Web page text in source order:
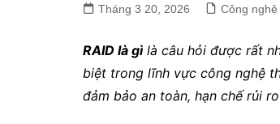
Tháng 3 20, 2026 Công nghệ
RAID là gì là câu hỏi được rất
biệt trong lĩnh vực công nghệ
đảm bảo an toàn, hạn chế rủi